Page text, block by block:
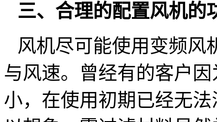
三、 合理的配置风机的
风机尽可能使用变频风
与风速。曾经有的客户
小，在使用初期已经无